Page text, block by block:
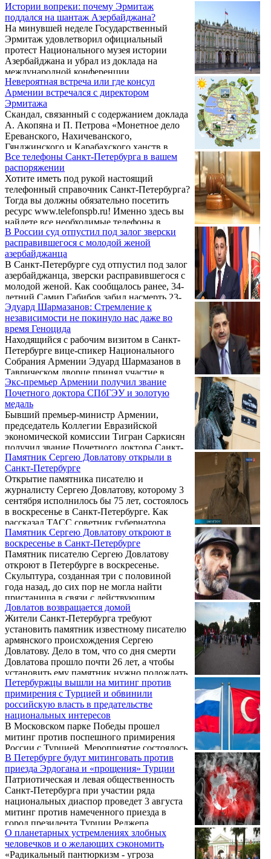
Истории вопреки: почему Эрмитаж
поддался на шантаж Азербайджана?
На минувшей неделе Государственный
Эрмитаж удовлетворил официальный
протест Национального музея истории
Азербайджана и убрал из доклада на
международной конференции
словосочетание "Восточная Армения".
Невероятная встреча или где консул
Армении встречался с директором
Эрмитажа
Скандал, связанный с содержанием доклада
А. Акопяна и П. Петрова «Монетное дело
Ереванского, Нахичеванского,
Гянджинского и Карабахского ханств в
1747–1827 гг.» на II Международной
конференции по восточной нумизматике
«İCON II» в Государственном Эрмитаже
России, и по поводу которого
азербайджанская сторона направила
протест Михаилу Пиотровскому, получил
очень любопытное продолжение и открыл
новые грани дипломатической работы.
Дело в том, что общественность была
крайне возмущена пассивностью
армянского ...
Все телефоны Санкт-Петербурга в вашем
распоряжении
Хотите иметь под рукой настоящий
телефонный справочник Санкт-Петербурга?
Тогда вы должны обязательно посетить
ресурс www.telefonspb.ru! Именно здесь вы
найдете все необходимые телефоны в
любой сфере. К примеру, если вам
необходимо найти стоматологические
клиники, вы кликаете на нужный раздел и
выходите на их телефоны. Теперь остается
обзвонить их для того чтобы найти нужную
услугу и сравнить цены, а также определить
по адресу наиболее близко расположенный
к вашему месту жительства. Это касается
всех ...
В России суд отпустил под залог зверски
расправившегося с молодой женой
азербайджанца
В Санкт-Петербурге суд отпустил под залог
азербайджанца, зверски расправившегося с
молодой женой. Как сообщалось ранее, 34-
летний Самир Габибов забил насмерть 23-
летнюю Гюльнар Велиеву. Супруги
прожили в браке всего неделю.
Эдуард Шармазанов: Стремление к
независимости не покинуло нас даже во
время Геноцида
Находящийся с рабочим визитом в Санкт-
Петербурге вице-спикер Национального
Собрания Армении Эдуард Шармазанов в
Таврическом дворце принял участие в
юбилейном мероприятии к 25-летию
независимости Армении. Как сообщает
пресс-служба НС, в своем выступлении
вице-спикер сказал:
Экс-премьер Армении получил звание
Почетного доктора СПбГЭУ и золотую
медаль
Бывший премьер-министр Армении,
председатель Коллегии Евразийской
экономической комиссии Тигран Саркисян
получил звание Почетного доктора Санкт-
Петербургского государственного
экономического университета.
Памятник Сергею Довлатову открыли в
Санкт-Петербурге
Открытие памятника писателю и
журналисту Сергею Довлатову, которому 3
сентября исполнилось бы 75 лет, состоялось
в воскресенье в Санкт-Петербурге. Как
рассказал ТАСС советник губернатора
города, глава телеканала "Санкт-Петербург"
Сергей Боярский, выступивший одним из
инициаторов установки монумента, на
церемонии присутствовали вдова и дочь
Довлатова.
Памятник Сергею Довлатову откроют в
воскресенье в Санкт-Петербурге
Памятник писателю Сергею Довлатову
откроют в Петербурге в воскресенье.
Скульптура, созданная три с половиной
года назад, до сих пор не могла найти
пристанища в связи с действующим
законом об установке памятников.
Довлатов возвращается домой
Жители Санкт-Петербурга требуют
установить памятник известному писателю
армянского происхождения Сергею
Довлатову. Дело в том, что со дня смерти
Довлатова прошло почти 26 лет, а чтобы
установить ему памятник нужно подождать
до 2020 года.
Петербуржцы вышли на митинг против
примирения с Турцией и обвинили
российскую власть в предательстве
национальных интересов
В Московском парке Победы прошел
митинг против поспешного примирения
России с Турцией. Мероприятие состоялось
в день рождения Героя Российской
Федерации Олега Анатольевича Пешкова,
чей самолет был сбит турецкими ВВС во
время выполнения военного задания в
Сирии. У памятника Жукову собралось
несколько десятков человек: представители
политических партий, общественных
движений и простые горожане.
В Петербурге будут митинговать против
приезда Эрдогана и «прощения» Турции
Патриотическая и левая общественность
Санкт-Петербурга при участии ряда
национальных диаспор проведет 3 августа
митинг против намеченного приезда в
город президента Турции Реджепа
Эрдогана и нормализации отношений с
этой страной, замороженных после
уничтожения турецкими ВВС российского
О планетарных устремлениях злобных
человечков и о желающих сэкономить
«Радикальный пантюркизм - угроза